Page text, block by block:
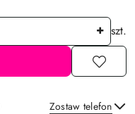
szt.
Zostaw telefon